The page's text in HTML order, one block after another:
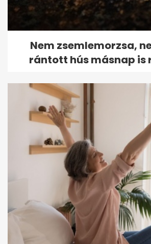
Nem zsemlemorzsa,
rántott hús másnap is